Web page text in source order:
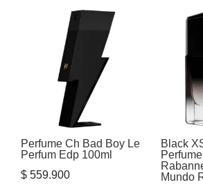
era:
$ 471.000.
Perfume Ch Bad Boy Le
Perfum Edp 100ml
$ 559.900
Black
Mundo